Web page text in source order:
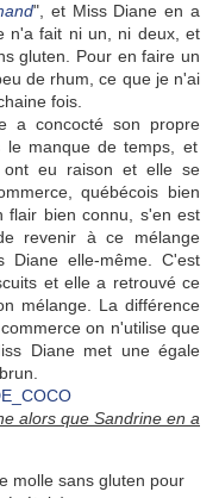
", et Miss Diane en a
n'a fait ni un, ni deux, et
gluten. Pour en faire un
de rhum, ce que je n'ai
fois.
a concocté son propre
le manque de temps, et
ont eu raison et elle se
québécois bien
flair bien connu, s'en est
revenir à ce mélange
Diane elle-même. C'est
et elle a retrouvé ce
mélange. La différence
on n'utilise que
Diane met une égale
alors que Sandrine en a
molle sans gluten pour